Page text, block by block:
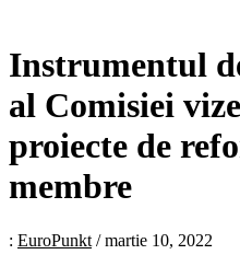
Instrumentul
al Comisiei
proiecte de
membre
: EuroPunkt /martie 10, 2022